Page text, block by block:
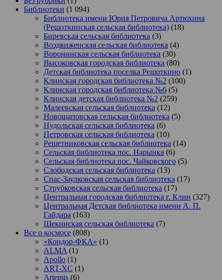
Библиотеки (1 094)
Библиотека имени Юрия Петровича Артюхина
(Решоткинская сельская библиотека) (18)
Биревская сельская библиотека (3)
Воздвиженская сельская библиотека (4)
Воронинская сельская библиотека (30)
Высоковская городская библиотека (80)
Детская библиотека поселка Решоткино (1)
Клинская городская библиотека №2 (100)
Клинская городская библиотека №6 (5)
Клинская детская библиотека №2 (259)
Малеевская сельская библиотека (12)
Новощаповская сельская библиотека (5)
Нудольская сельская библиотека (6)
Петровская сельская библиотека (10)
Решетниковская сельская библиотека (14)
Сельская библиотека пос. Нарынка (6)
Сельская библиотека пос. Чайковского (5)
Слободская сельская библиотека (13)
Спас-Заулковская сельская библиотека (17)
Струбковская сельская библиотека (17)
Центральная городская библиотека г. Клин (327)
Центральная Детская библиотека имени А. П.
Гайдара (163)
Щекинская сельская библиотека (7)
Все о космосе (808)
«Кондор-ФКА» (1)
ALMA (1)
Apollo (1)
ART-XC (1)
Artemis (6)